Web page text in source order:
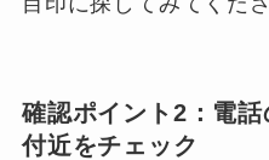
確認ポイント2：電
付近をチェック